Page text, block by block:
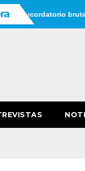
brutal de